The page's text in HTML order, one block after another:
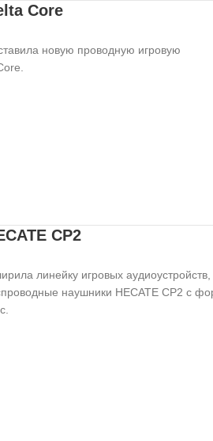
Core
новую проводную игровую
CP2
линейку игровых аудиоустройств,
наушники HECATE CP2 с